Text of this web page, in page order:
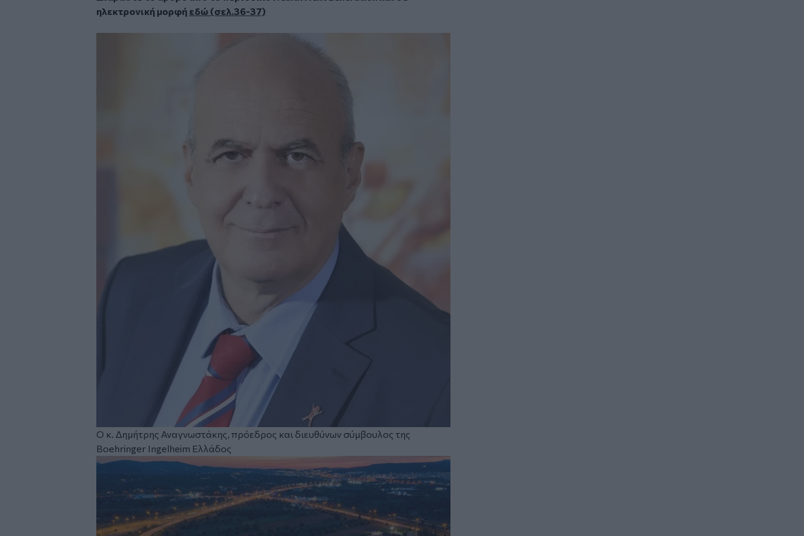
ηλεκτρονική μορφή εδώ (σελ.36-37)
Ο κ. Δημήτρης Αναγνωστάκης, πρόεδρος και διευθύνων σύμβουλος της
Boehringer Ingelheim Ελλάδος